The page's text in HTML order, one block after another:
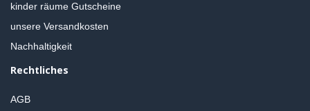
kinder räume Gutscheine
unsere Versandkosten
Nachhaltigkeit
Rechtliches
AGB